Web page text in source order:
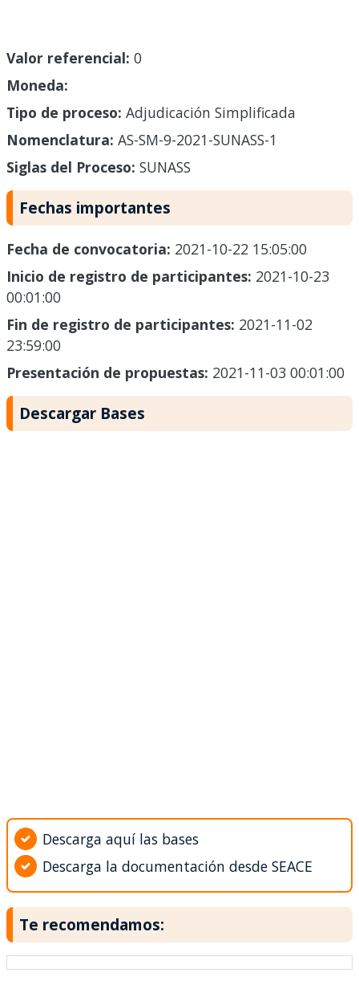
Valor referencial: 0
Moneda:
Tipo de proceso: Adjudicación Simplificada
Nomenclatura: AS-SM-9-2021-SUNASS-1
Siglas del Proceso: SUNASS
Fechas importantes
Fecha de convocatoria: 2021-10-22 15:05:00
Inicio de registro de participantes: 2021-10-23
00:01:00
Fin de registro de participantes: 2021-11-02
23:59:00
Presentación de propuestas: 2021-11-03 00:01:00
Descargar Bases
Descarga aquí las bases
Descarga la documentación desde SEACE
Te recomendamos: